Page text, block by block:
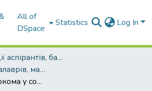
All of
DSpace
Statistics Log In
Публікації аспірантів, бакалаврів, магістрів
Публікації бакалаврів, магістрів
Венерична саркома у собак : клінічна характеристика та ефективність лікування